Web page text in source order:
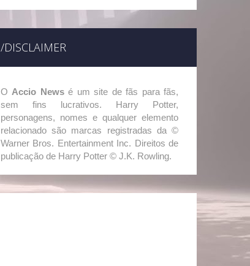
/DISCLAIMER
O Accio Newsé um site de fãs para fãs,
sem fins lucrativos. Harry Potter,
personagens, nomes e qualquer elemento
relacionado são marcas registradas da ©
Warner Bros. Entertainment Inc. Direitos de
publicação de Harry Potter © J.K. Rowling.